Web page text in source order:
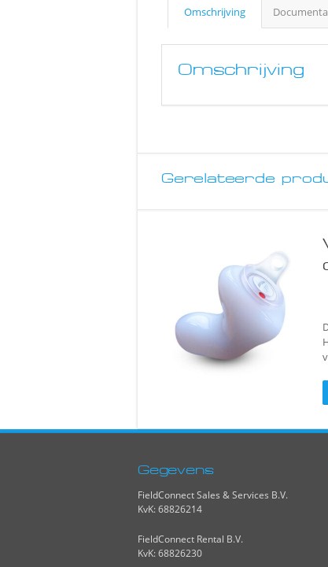
Omschrijving
Omschrijving
Gerelateerde
Gegevens
FieldConnect Sales & Services B.V.
KvK: 68826214
FieldConnect Rental B.V.
KvK: 68826230